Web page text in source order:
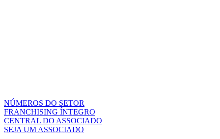
NÚMEROS DO SETOR
FRANCHISING ÍNTEGRO
CENTRAL DO ASSOCIADO
SEJA UM ASSOCIADO